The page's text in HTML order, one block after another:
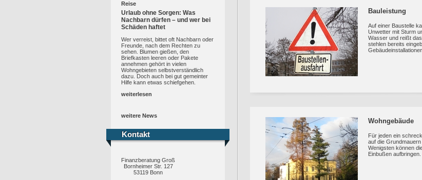
Reise
Urlaub ohne Sorgen: Was
Nachbarn dürfen – und wer bei
Schäden haftet
Wer verreist, bittet oft Nachbarn oder
Freunde, nach dem Rechten zu
sehen. Blumen gießen, den
Briefkasten leeren oder Pakete
annehmen gehört in vielen
Wohngebieten selbstverständlich
dazu. Doch auch bei gut gemeinter
Hilfe kann etwas schiefgehen.
weiterlesen
weitere News
Kontakt
Kontakt
Finanzberatung Groß
Bornheimer Str. 127
53119 Bonn
Bauleistung
Auf einer Baustelle
Unwetter mit Sturm
Wasser und reißt
stehlen bereits
Wohngebäude
Für jeden ein
auf die
Wenigsten können
Einbußen aufbringen.